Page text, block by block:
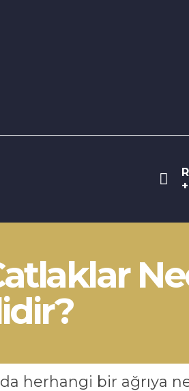
herhangi bir ağrıya